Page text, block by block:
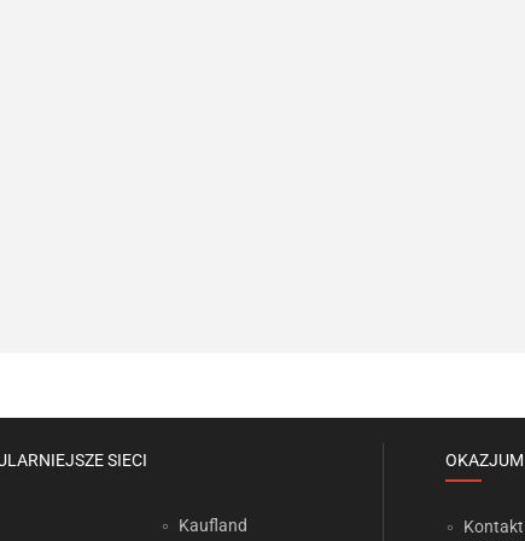
SIECI
Kaufland Kontakt